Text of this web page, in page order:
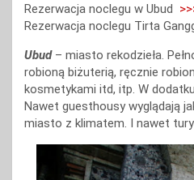
Rezerwacja noclegu w Ubud
Rezerwacja noclegu Tirta
Ubud– miasto rekodzieła.
robioną biżuterią, ręcznie
kosmetykami itd, itp. W
Nawet guesthousy wyglądają
miasto z klimatem. I nawet